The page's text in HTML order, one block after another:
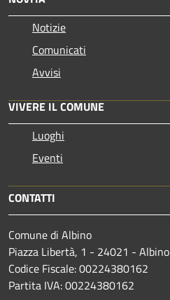
Notizie
Comunicati
Avvisi
VIVERE IL COMUNE
Luoghi
Eventi
CONTATTI
Comune di Albino
Piazza Libertà, 1 - 24021 - Albino
Codice Fiscale: 00224380162
Partita IVA: 00224380162